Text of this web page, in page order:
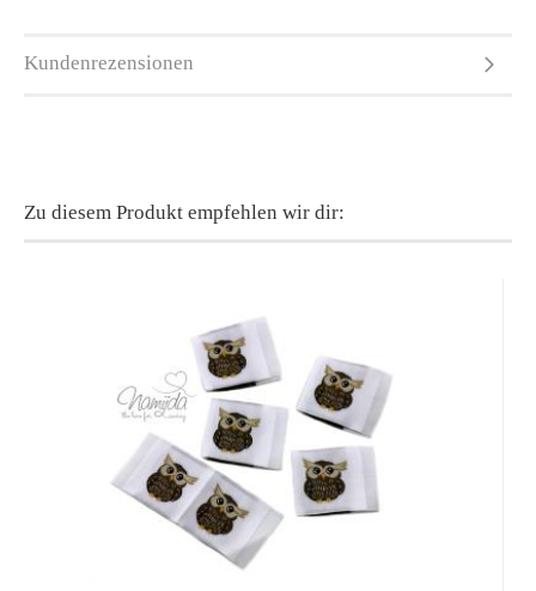
Kundenrezensionen
Zu diesem Produkt empfehlen wir dir: